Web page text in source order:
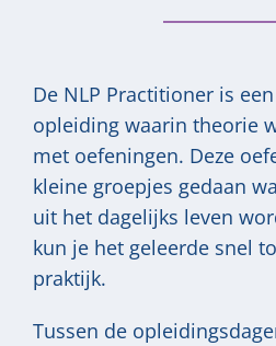
De NLP Practitioner is
opleiding waarin theorie
met oefeningen. Deze
kleine groepjes gedaan
uit het dagelijks leven
kun je het geleerde snel
praktijk.
Tussen de